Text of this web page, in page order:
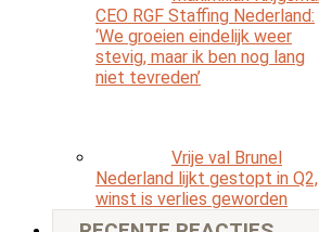
CEO RGF Staffing Nederland:
‘We groeien eindelijk weer
stevig, maar ik ben nog lang
niet tevreden’
Vrije val Brunel
Nederland lijkt gestopt in Q2,
winst is verlies geworden